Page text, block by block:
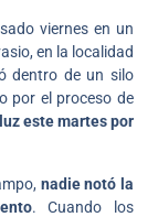
viernes en un
en la localidad
dentro de un silo
por el proceso de
este martes por
nadie notó la
. Cuando los